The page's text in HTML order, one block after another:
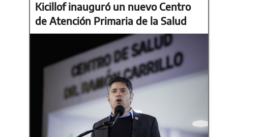
Kicillof inauguró un nuevo Centro
de Atención Primaria de la Salud